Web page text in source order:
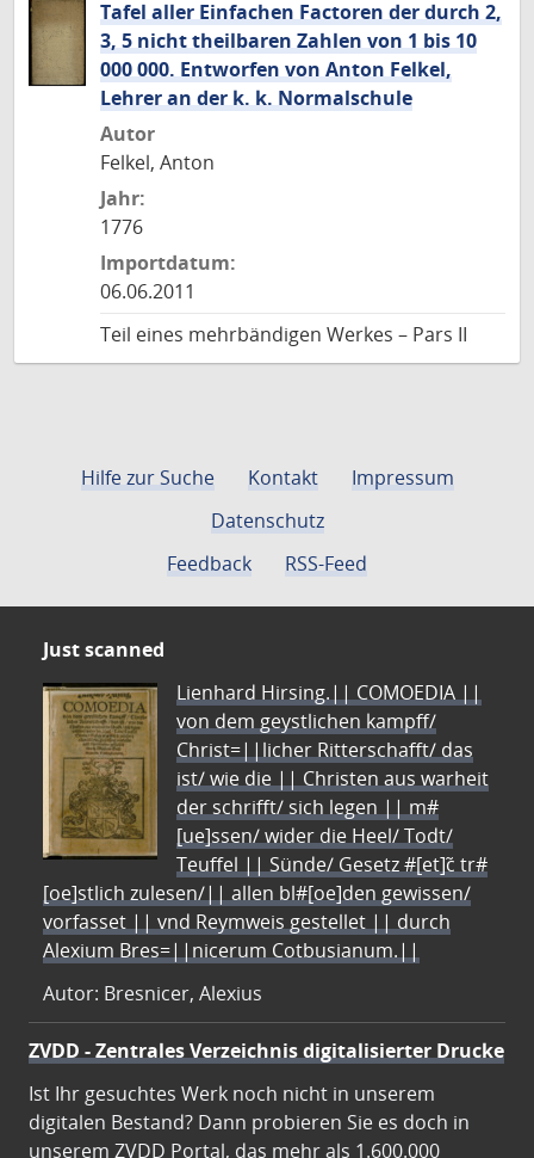
Tafel aller Einfachen Factoren der durch 2,
3, 5 nicht theilbaren Zahlen von 1 bis 10
000 000. Entworfen von Anton Felkel,
Lehrer an der k. k. Normalschule
Autor
Felkel, Anton
Jahr:
1776
Importdatum:
06.06.2011
Teil eines mehrbändigen Werkes – Pars II
Hilfe zur Suche Kontakt
Impressum
Datenschutz
Feedback
RSS-Feed
Just scanned
Lienhard Hirsing.|| COMOEDIA ||
von dem geystlichen kampff/
Christ=||licher Ritterschafft/ das
ist/ wie die || Christen aus warheit
der schrifft/ sich legen || m#
[ue]ssen/ wider die Heel/ Todt/
Teuffel || Sünde/ Gesetz #[et]c̃ tr#
[oe]stlich zulesen/|| allen bl#[oe]den gewissen/
vorfasset || vnd Reymweis gestellet || durch
Alexium Bres=||nicerum Cotbusianum.||
Autor: Bresnicer, Alexius
ZVDD - Zentrales Verzeichnis digitalisierter Drucke
Ist Ihr gesuchtes Werk noch nicht in unserem
digitalen Bestand? Dann probieren Sie es doch in
unserem ZVDD Portal, das mehr als 1.600.000